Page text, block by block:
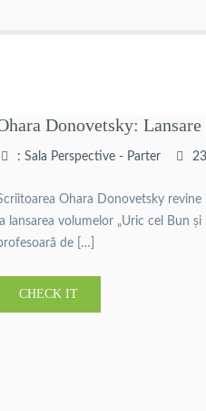
Donovetsky:
: Sala Perspective - Parter
Ohara Donovetsky
la lansarea volumelor „Uric cel Bun
de […]
CHECK IT